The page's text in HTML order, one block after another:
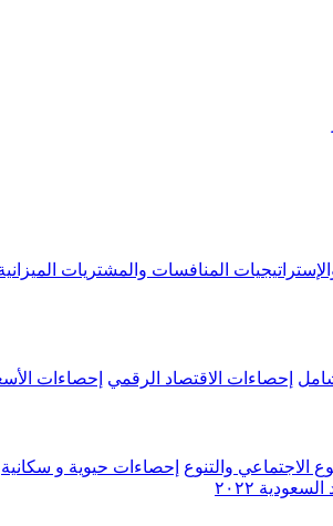
المنافسات والمشتريات
إحصاءات الاقتصاد الرقمي إحصاءات
الاجتماعي والتنوع إحصاءات حيوية و سكانية
٢٠٢٢